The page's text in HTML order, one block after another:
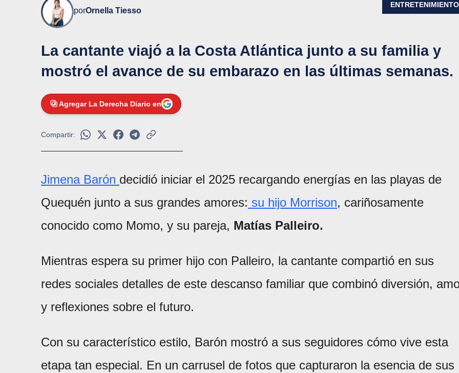
porOrnella Tiesso
ENTRETENIMIENTO
La cantante viajó a la Costa Atlántica junto a su familia y
mostró el avance de su embarazo en las últimas semanas.
Agregar La Derecha Diario en
Compartir:
Jimena Barón decidió iniciar el 2025 recargando energías en las playas de
Quequén junto a sus grandes amores: su hijo Morrison, cariñosamente
conocido como Momo, y su pareja, Matías Palleiro.
Mientras espera su primer hijo con Palleiro, la cantante compartió en sus
redes sociales detalles de este descanso familiar que combinó diversión,
y reflexiones sobre el futuro.
Con su característico estilo, Barón mostró a sus seguidores cómo vive esta
etapa tan especial. En un carrusel de fotos que capturaron la esencia de sus